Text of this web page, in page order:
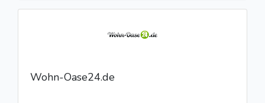
Wohn-Oase24.de